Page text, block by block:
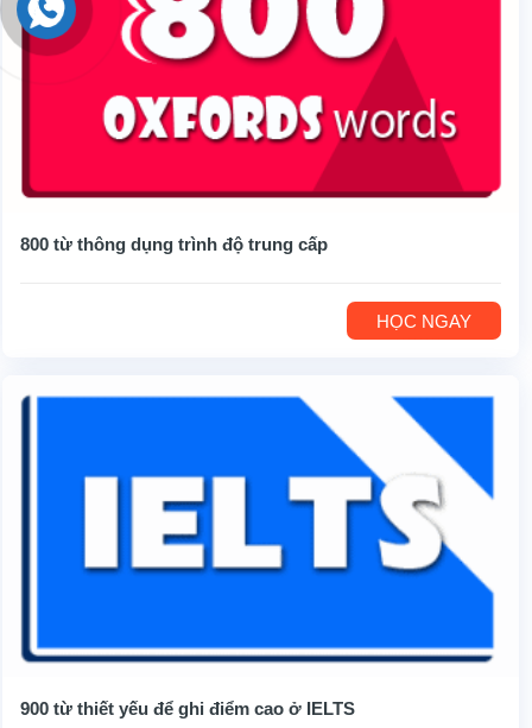
800 từ thông dụng trình độ trung cấp
HỌC NGAY
900 từ thiết yếu để ghi điểm cao ở IELTS